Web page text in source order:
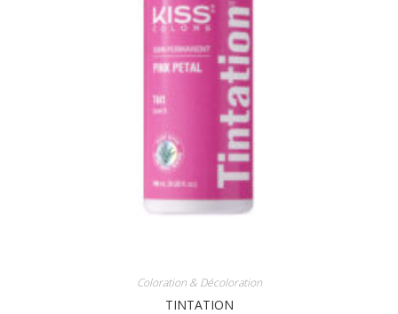
Coloration & Décoloration
TINTATION